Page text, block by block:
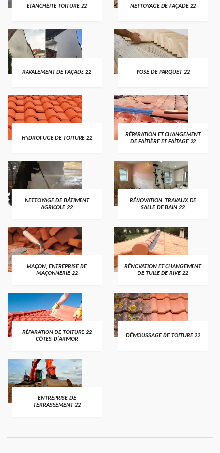
ETANCHÉITÉ TOITURE 22 NETTOYAGE DE FAÇADE 22
RAVALEMENT DE FAÇADE 22 POSE DE PARQUET 22
HYDROFUGE DE TOITURE 22
RÉPARATION ET CHANGEMENT
DE FAÎTIÈRE ET FAÎTAGE 22
NETTOYAGE DE BÂTIMENT
AGRICOLE 22
RÉNOVATION, TRAVAUX DE
SALLE DE BAIN 22
MAÇON, ENTREPRISE DE
MAÇONNERIE 22
RÉNOVATION ET CHANGEMENT
DE TUILE DE RIVE 22
RÉPARATION DE TOITURE 22
CÔTES-D'ARMOR
DÉMOUSSAGE DE TOITURE 22
ENTREPRISE DE
TERRASSEMENT 22